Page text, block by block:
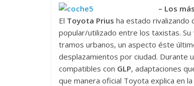
– Los
El Toyota Prius ha estado rivalizando
popular/utilizado entre los taxistas. Su
tramos urbanos, un aspecto éste
desplazamientos por ciudad. Durante
compatibles con GLP, adaptaciones
que manera oficial Toyota explica en